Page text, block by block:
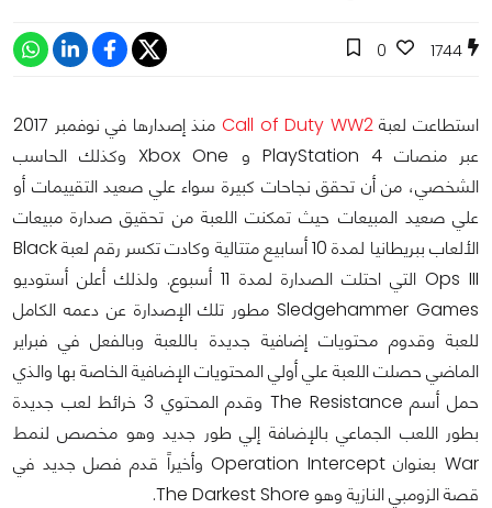
1744
0
استطاعت لعبةCall of Duty WW2
منذ إصدارها في نوفمبر 2017
عبر منصات PlayStation 4 و Xbox One وكذلك الحاسب
الشخصي، من أن تحقق نجاحات كبيرة سواء علي صعيد التقييمات أو
علي صعيد المبيعات حيث تمكنت اللعبة من تحقيق صدارة مبيعات
الألعاب ببريطانيا لمدة 10 أسابيع متتالية وكادت تكسر رقم لعبة Black
Ops III التي احتلت الصدارة لمدة 11 أسبوع. ولذلك أعلن أستوديو
Sledgehammer Games مطور تلك الإصدارة عن دعمه الكامل
للعبة وقدوم محتويات إضافية جديدة باللعبة وبالفعل في فبراير
الماضي حصلت اللعبة علي أولي المحتويات الإضافية الخاصة بها والذي
حمل أسم The Resistance وقدم المحتوي 3 خرائط لعب جديدة
بطور اللعب الجماعي بالإضافة إلي طور جديد وهو مخصص لنمط
War بعنوان Operation Intercept وأخيراً قدم فصل جديد في
قصة الزومبي النازية وهو The Darkest Shore.